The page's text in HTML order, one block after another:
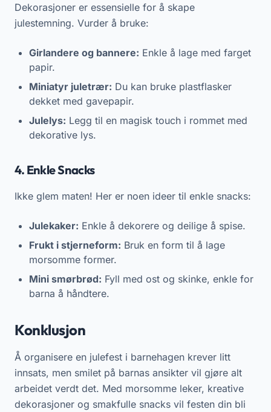
Dekorasjoner er essensielle for å skape
julestemning. Vurder å bruke:
Girlandere og bannere: Enkle å lage med farget
papir.
Miniatyr juletrær: Du kan bruke plastflasker
dekket med gavepapir.
Julelys: Legg til en magisk touch i rommet med
dekorative lys.
4. Enkle Snacks
Ikke glem maten! Her er noen ideer til enkle snacks:
Julekaker: Enkle å dekorere og deilige å spise.
Frukt i stjerneform: Bruk en form til å lage
morsomme former.
Mini smørbrød: Fyll med ost og skinke, enkle for
barna å håndtere.
Konklusjon
Å organisere en julefest i barnehagen krever litt
innsats, men smilet på barnas ansikter vil gjøre alt
arbeidet verdt det. Med morsomme leker, kreative
dekorasjoner og smakfulle snacks vil festen din bli